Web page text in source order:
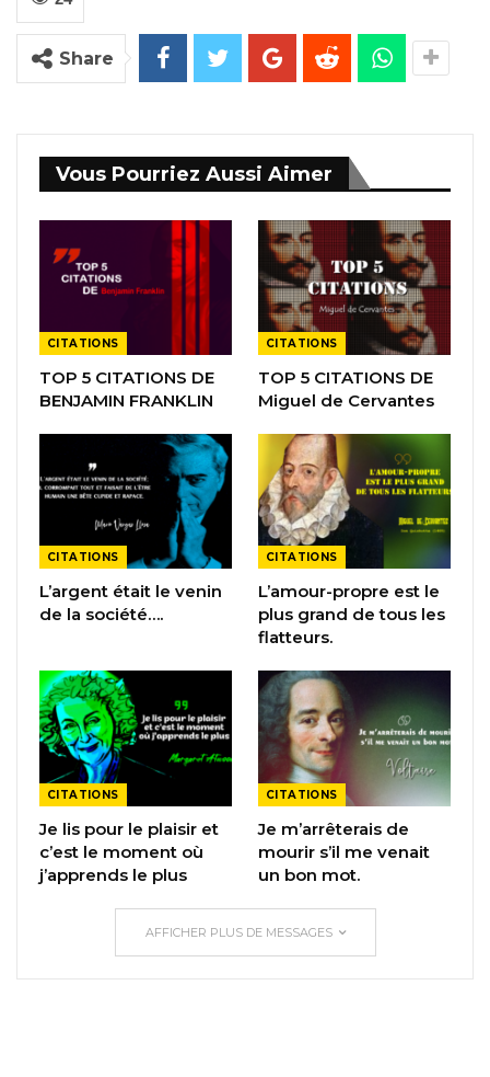
Share
Vous Pourriez Aussi Aimer
CITATIONS
TOP 5 CITATIONS DE
BENJAMIN FRANKLIN
CITATIONS
TOP 5 CITATIONS DE
Miguel de Cervantes
CITATIONS
L’argent était le venin
de la société….
CITATIONS
L’amour-propre est le
plus grand de tous les
flatteurs.
CITATIONS
Je lis pour le plaisir et
c’est le moment où
j’apprends le plus
CITATIONS
Je m’arrêterais de
mourir s’il me venait
un bon mot.
AFFICHER PLUS DE MESSAGES